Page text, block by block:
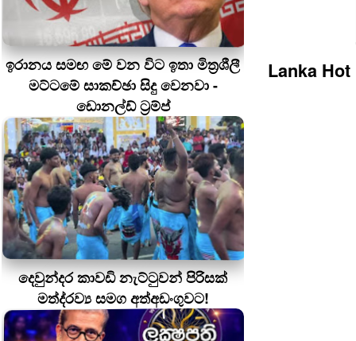
ඉරානය සමඟ මේ වන විට ඉතා මිත්‍රශීලී
මට්ටමේ සාකච්ඡා සිදු වෙනවා -
ඩොනල්ඩ් ට්‍රම්ප්
දෙවුන්දර කාවඩි නැට්ටුවන් පිරිසක්
මත්ද‍්‍රව්‍ය සමග අත්අඩංගුවට!
Lanka